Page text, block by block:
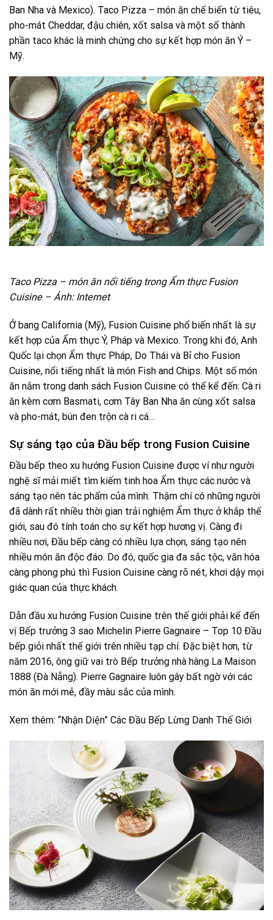
Ban Nha và Mexico). Taco Pizza – món ăn chế biến từ tiêu,
pho-mát Cheddar, đậu chiên, xốt salsa và một số thành
phần taco khác là minh chứng cho sự kết hợp món ăn Ý –
Mỹ.
Taco Pizza – món ăn nổi tiếng trong Ẩm thực Fusion
Cuisine – Ảnh: Internet
Ở bang California (Mỹ), Fusion Cuisine phổ biến nhất là sự
kết hợp của Ẩm thực Ý, Pháp và Mexico. Trong khi đó, Anh
Quốc lại chọn Ẩm thực Pháp, Do Thái và Bỉ cho Fusion
Cuisine, nổi tiếng nhất là món Fish and Chips. Một số món
ăn nằm trong danh sách Fusion Cuisine có thể kể đến: Cà ri
ăn kèm cơm Basmati, cơm Tây Ban Nha ăn cùng xốt salsa
và pho-mát, bún đen trộn cà ri cá…
Sự sáng tạo của Đầu bếp trong Fusion Cuisine
Đầu bếp theo xu hướng Fusion Cuisine được ví như người
nghệ sĩ mải miết tìm kiếm tinh hoa Ẩm thực các nước và
sáng tạo nên tác phẩm của mình. Thậm chí có những người
đã dành rất nhiều thời gian trải nghiệm Ẩm thực ở khắp thế
giới, sau đó tính toán cho sự kết hợp hương vị. Càng đi
nhiều nơi, Đầu bếp càng có nhiều lựa chọn, sáng tạo nên
nhiều món ăn độc đáo. Do đó, quốc gia đa sắc tộc, văn hóa
càng phong phú thì Fusion Cuisine càng rõ nét, khơi dậy mọi
giác quan của thực khách.
Dẫn đầu xu hướng Fusion Cuisine trên thế giới phải kể đến
vị Bếp trưởng 3 sao Michelin Pierre Gagnaire – Top 10 Đầu
bếp giỏi nhất thế giới trên nhiều tạp chí. Đặc biệt hơn, từ
năm 2016, ông giữ vai trò Bếp trưởng nhà hàng La Maison
1888 (Đà Nẵng). Pierre Gagnaire luôn gây bất ngờ với các
món ăn mới mẻ, đầy màu sắc của mình.
Xem thêm: “Nhận Diện” Các Đầu Bếp Lừng Danh Thế Giới